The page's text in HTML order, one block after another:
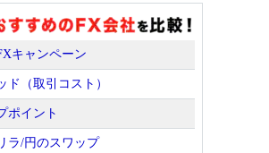
キャンペーン
ド（取引コスト）
ポイント
ラ/円のスワップ